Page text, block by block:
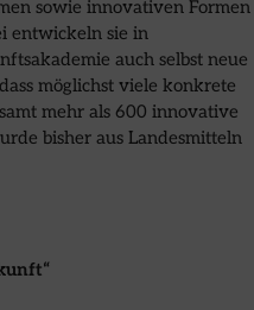
sowie innovativen Formen
entwickeln sie in
auch selbst neue
möglichst viele konkrete
mehr als 600 innovative
bisher aus Landesmitteln